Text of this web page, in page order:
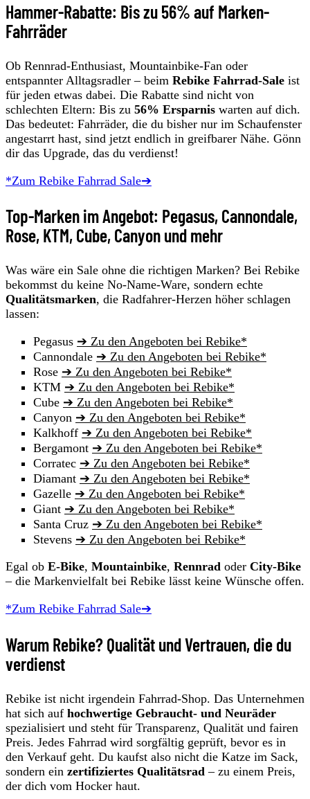
Hammer-Rabatte: Bis zu 56% auf Marken-
Fahrräder
Ob Rennrad-Enthusiast, Mountainbike-Fan oder
entspannter Alltagsradler – beim Rebike Fahrrad-Sale ist
für jeden etwas dabei. Die Rabatte sind nicht von
schlechten Eltern: Bis zu 56% Ersparnis warten auf dich.
Das bedeutet: Fahrräder, die du bisher nur im Schaufenster
angestarrt hast, sind jetzt endlich in greifbarer Nähe. Gönn
dir das Upgrade, das du verdienst!
*Zum Rebike Fahrrad Sale➔
Top-Marken im Angebot: Pegasus, Cannondale,
Rose, KTM, Cube, Canyon und mehr
Was wäre ein Sale ohne die richtigen Marken? Bei Rebike
bekommst du keine No-Name-Ware, sondern echte
Qualitätsmarken, die Radfahrer-Herzen höher schlagen
lassen:
Pegasus ➔ Zu den Angeboten bei Rebike*
Cannondale ➔ Zu den Angeboten bei Rebike*
Rose ➔ Zu den Angeboten bei Rebike*
KTM ➔ Zu den Angeboten bei Rebike*
Cube ➔ Zu den Angeboten bei Rebike*
Canyon ➔ Zu den Angeboten bei Rebike*
Kalkhoff ➔ Zu den Angeboten bei Rebike*
Bergamont ➔ Zu den Angeboten bei Rebike*
Corratec ➔ Zu den Angeboten bei Rebike*
Diamant ➔ Zu den Angeboten bei Rebike*
Gazelle ➔ Zu den Angeboten bei Rebike*
Giant ➔ Zu den Angeboten bei Rebike*
Santa Cruz ➔ Zu den Angeboten bei Rebike*
Stevens ➔ Zu den Angeboten bei Rebike*
Egal ob E-Bike, Mountainbike, Rennrad oder City-Bike
– die Markenvielfalt bei Rebike lässt keine Wünsche offen.
*Zum Rebike Fahrrad Sale➔
Warum Rebike? Qualität und Vertrauen, die du
verdienst
Rebike ist nicht irgendein Fahrrad-Shop. Das Unternehmen
hat sich auf hochwertige Gebraucht- und Neuräder
spezialisiert und steht für Transparenz, Qualität und fairen
Preis. Jedes Fahrrad wird sorgfältig geprüft, bevor es in
den Verkauf geht. Du kaufst also nicht die Katze im Sack,
sondern ein zertifiziertes Qualitätsrad – zu einem Preis,
der dich vom Hocker haut.